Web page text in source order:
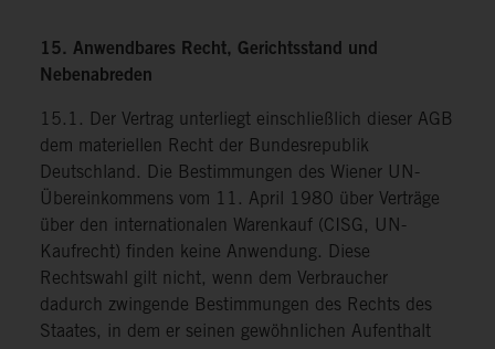
15. Anwendbares Recht, Gerichtsstand und
Nebenabreden
15.1. Der Vertrag unterliegt einschließlich dieser AGB
dem materiellen Recht der Bundesrepublik
Deutschland. Die Bestimmungen des Wiener UN-
Übereinkommens vom 11. April 1980 über Verträge
über den internationalen Warenkauf (CISG, UN-
Kaufrecht) finden keine Anwendung. Diese
Rechtswahl gilt nicht, wenn dem Verbraucher
dadurch zwingende Bestimmungen des Rechts des
Staates, in dem er seinen gewöhnlichen Aufenthalt